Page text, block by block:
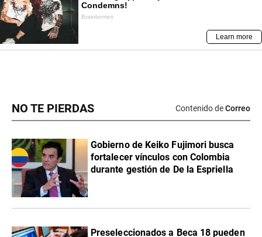
NO TE PIERDAS Contenido deCorreo
Gobierno de Keiko Fujimori busca
fortalecer vínculos con Colombia
durante gestión de De la Espriella
Preseleccionados a Beca 18 pueden